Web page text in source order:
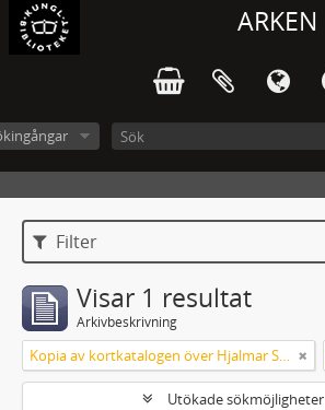
ARKEN
Filter
Visar 1 resultat
Arkivbeskrivning
Kopia av kortkatalogen över Hjalmar Sjögrens bibliotek i IVA
Utökade sökmöjligheter